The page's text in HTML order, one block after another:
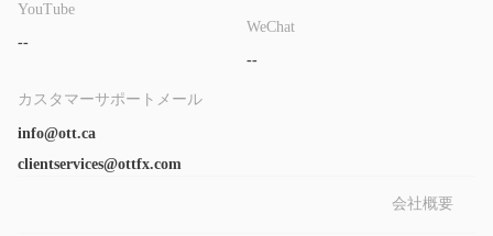
OTT投資家にさまざまな取引手段を提供します。これらの手段に
は次のものが含まれます。
投資家は個別の企業の株式を取引し、上場企業の株式を売買でき
ます。ストックオプションでは、投資家は特定の期間内にあらか
ETF (上場投資信託):
ETFは証券取引所で取引される投資ファンドです。これらは通
YouTube
--
WeChat
--
カスタマーサポートメール
info@ott.ca
clientservices@ottfx.com
会社概要